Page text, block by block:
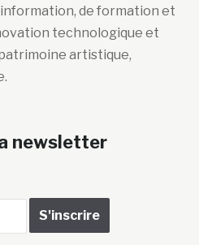
de formation et
technologique et
artistique,
newsletter